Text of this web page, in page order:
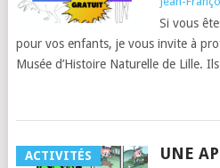
Si vous
pour vos enfants, je vous invite à
Musée d’Histoire Naturelle de Lille.
ACTIVITÉS
UNE